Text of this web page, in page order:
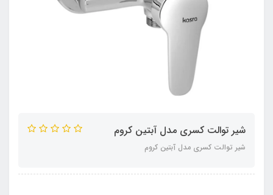
شیر توالت کسری مدل آبتین کروم
شیر توالت کسری مدل آبتین کروم